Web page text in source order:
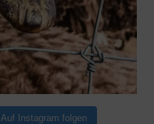
Auf Instagram folgen